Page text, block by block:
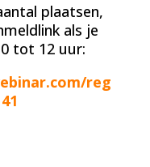
plaatsen,
als je
tot 12 uur:
reg